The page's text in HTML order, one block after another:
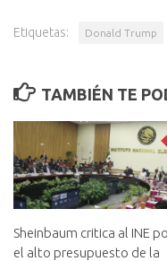
Etiquetas: Donald Trump
TAMBIÉN TE
Sheinbaum critica al INE
el alto presupuesto de la